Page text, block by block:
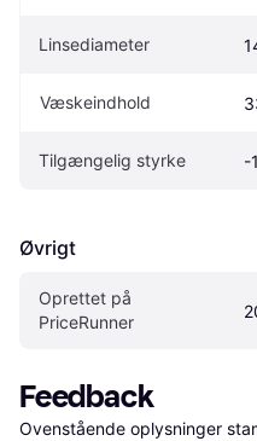
Linsediameter
Væskeindhold
Tilgængelig styrke -
Øvrigt
Oprettet på
PriceRunner
Feedback
Ovenstående oplysninger